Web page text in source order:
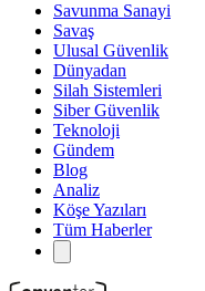
Savunma Sanayi
Savaş
Ulusal Güvenlik
Dünyadan
Silah Sistemleri
Siber Güvenlik
Teknoloji
Gündem
Blog
Analiz
Köşe Yazıları
Tüm Haberler